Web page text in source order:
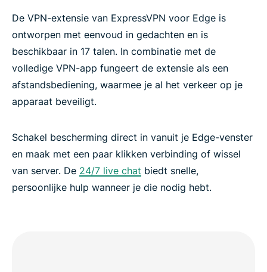
De VPN-extensie van ExpressVPN voor Edge is
ontworpen met eenvoud in gedachten en is
beschikbaar in 17 talen. In combinatie met de
volledige VPN-app fungeert de extensie als een
afstandsbediening, waarmee je al het verkeer op je
apparaat beveiligt.
Schakel bescherming direct in vanuit je Edge-venster
en maak met een paar klikken verbinding of wissel
van server. De 24/7 live chat biedt snelle,
persoonlijke hulp wanneer je die nodig hebt.